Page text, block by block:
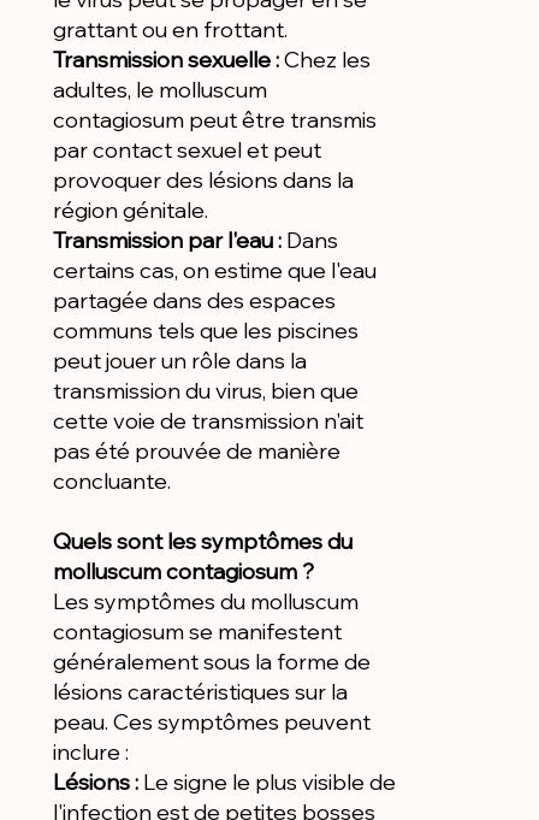
grattant ou en frottant.
Transmission sexuelle :Chez les
adultes, le molluscum
contagiosum peut être transmis
par contact sexuel et peut
provoquer des lésions dans la
région génitale.
Transmission par l'eau : Dans
certains cas, on estime que l'eau
partagée dans des espaces
communs tels que les piscines
peut jouer un rôle dans la
transmission du virus, bien que
cette voie de transmission n'ait
pas été prouvée de manière
concluante.
Quels sont les symptômes du
molluscum contagiosum ?
Les symptômes du molluscum
contagiosum se manifestent
généralement sous la forme de
lésions caractéristiques sur la
peau. Ces symptômes peuvent
inclure :
Lésions : Le signe le plus visible de
l'infection est de petites bosses